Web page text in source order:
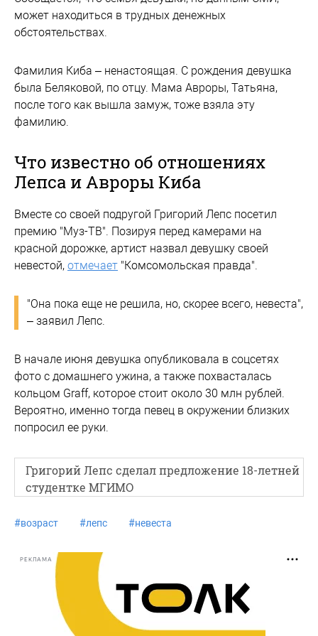
может находиться в трудных денежных
обстоятельствах.
Фамилия Киба – ненастоящая. С рождения девушка
была Беляковой, по отцу. Мама Авроры, Татьяна,
после того как вышла замуж, тоже взяла эту
фамилию.
Что известно об отношениях
Лепса и Авроры Киба
Вместе со своей подругой Григорий Лепс посетил
премию "Муз-ТВ". Позируя перед камерами на
красной дорожке, артист назвал девушку своей
невестой, отмечает "Комсомольская правда".
"Она пока еще не решила, но, скорее всего, невеста",
– заявил Лепс.
В начале июня девушка опубликовала в соцсетях
фото с домашнего ужина, а также похвасталась
кольцом Graff, которое стоит около 30 млн рублей.
Вероятно, именно тогда певец в окружении близких
попросил ее руки.
Григорий Лепс сделал предложение 18-летней
студентке МГИМО
#возраст #лепс #невеста
РЕКЛАМА